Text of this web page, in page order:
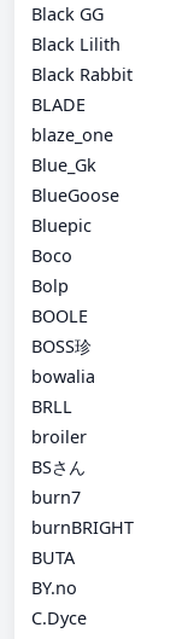
Black GG
Black Lilith
Black Rabbit
BLADE
blaze_one
Blue_Gk
BlueGoose
Bluepic
Boco
Bolp
BOOLE
BOSS珍
bowalia
BRLL
broiler
BSさん
burn7
burnBRIGHT
BUTA
BY.no
C.Dyce